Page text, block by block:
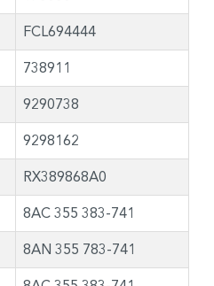
FCL694444
738911
9290738
9298162
RX389868A0
8AC 355 383-741
8AN 355 783-741